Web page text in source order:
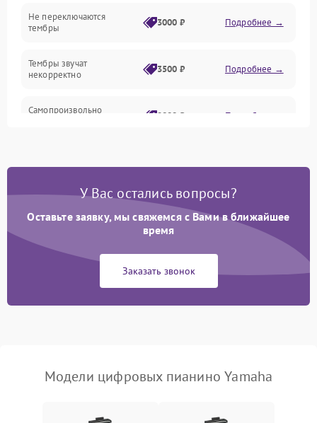
Аудио
Оптика
Не переключаются
тембры
3000 ₽ Подробнее →
Тембры звучат
некорректно
3500 ₽ Подробнее →
Самопроизвольно
2800 ₽ Подробнее →
У Вас остались вопросы?
Оставьте заявку, мы свяжемся с Вами в ближайшее
время
Заказать звонок
Модели цифровых пианино Yamaha